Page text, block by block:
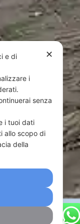
Intent di Federico
| REA TE-168019 |
reCAPTCHA
di Google.
✕
e di
i
senza
i tuoi dati
allo scopo di
della